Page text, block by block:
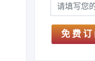
免费